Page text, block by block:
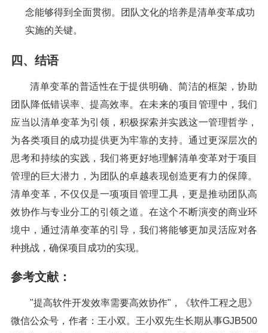
念能够得到全面贯彻。团队文化的培养是清单变革成功
实施的关键。
四、结语
清单变革的普适性在于提供明确、简洁的框架，协助
团队降低错误率、提高效率。在未来的项目管理中，我们
应当以清单变革为引领，积极探索并实践这一管理哲学，
为各类项目的成功提供更为牢靠的支持。通过更深层次的
思考和持续的实践，我们将更好地理解清单变革对于项目
管理的巨大潜力，为团队的卓越表现创造更有力的保障。
清单变革，不仅仅是一项项目管理工具，更是推动团队高
效协作与专业分工的引领之道。在这个不断演变的商业环
境中，通过清单变革的引导，我们将能够更加灵活应对各
种挑战，确保项目成功的实现。
参考文献：
"提高软件开发效率需要高效协作"，《软件工程之思》
微信公众号，作者：王小双。王小双先生长期从事GJB500